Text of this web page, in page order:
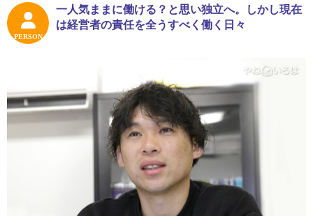
PERSON
一人気ままに働ける？と思い独立へ。しかし現在
は経営者の責任を全うすべく働く日々